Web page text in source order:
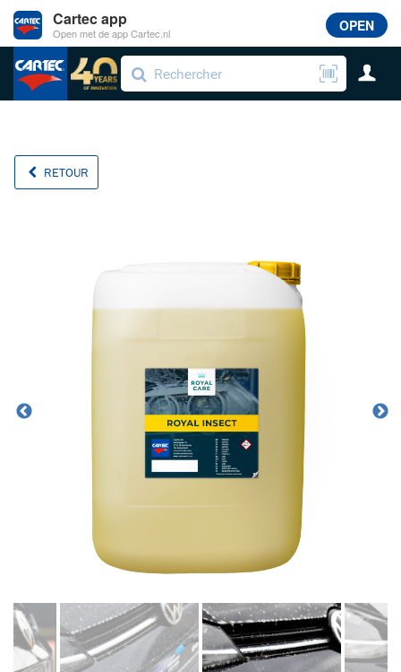
RETOUR
Cartec app
Open met de app Cartec.nl OPEN